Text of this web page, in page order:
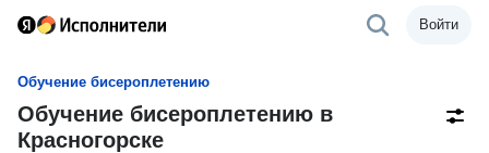
Войти
Обучение бисероплетению
Обучение бисероплетению в
Красногорске